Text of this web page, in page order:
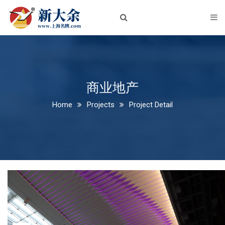
首页
行业动态
产品中心
铝板
商业地产
Home Projects Project Detail